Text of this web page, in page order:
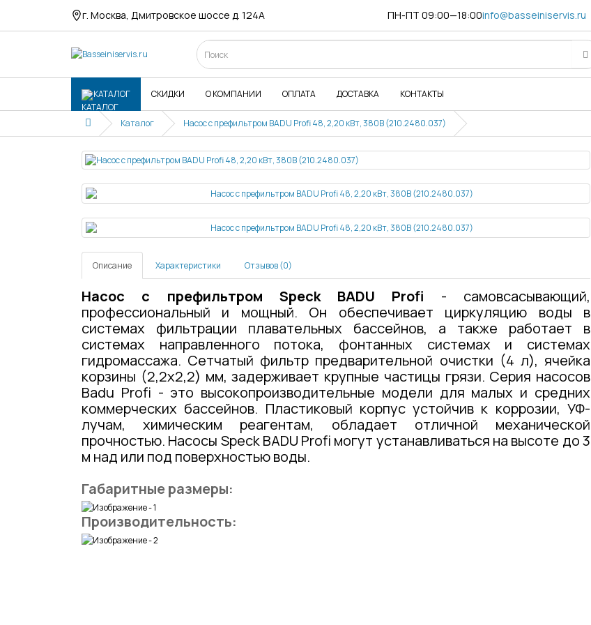
г. Москва, Дмитровское шоссе д. 124А ПН-ПТ 09:00—18:00info@basseiniservis.ru
КАТАЛОГ СКИДКИ О КОМПАНИИ ОПЛАТА ДОСТАВКА КОНТАКТЫ
Каталог Насос с префильтром BADU Profi 48, 2,20 кВт, 380В (210.2480.037)
Описание Характеристики Отзывов (0)
Насос с префильтром Speck BADU Profi - самовсасывающий,
профессиональный и мощный. Он обеспечивает циркуляцию воды в
системах фильтрации плавательных бассейнов, а также работает в
системах направленного потока, фонтанных системах и системах
гидромассажа. Сетчатый фильтр предварительной очистки (4 л), ячейка
корзины (2,2x2,2) мм, задерживает крупные частицы грязи. Серия насосов
Badu Profi - это высокопроизводительные модели для малых и средних
коммерческих бассейнов. Пластиковый корпус устойчив к коррозии, УФ-
лучам, химическим реагентам, обладает отличной механической
прочностью. Насосы Speck BADU Profi могут устанавливаться на высоте до 3
м над или под поверхностью воды.
Габаритные размеры:
Производительность: